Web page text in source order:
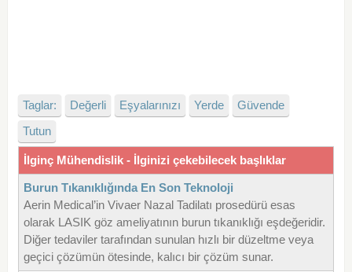
Taglar: Değerli Eşyalarınızı Yerde
Güvende
Tutun
İlginç Mühendislik - İlginizi çekebilecek başlıklar
Burun Tıkanıklığında En Son Teknoloji
Aerin Medical’in Vivaer Nazal Tadilatı prosedürü esas
olarak LASIK göz ameliyatının burun tıkanıklığı eşdeğeridir.
Diğer tedaviler tarafından sunulan hızlı bir düzeltme veya
geçici çözümün ötesinde, kalıcı bir çözüm sunar.